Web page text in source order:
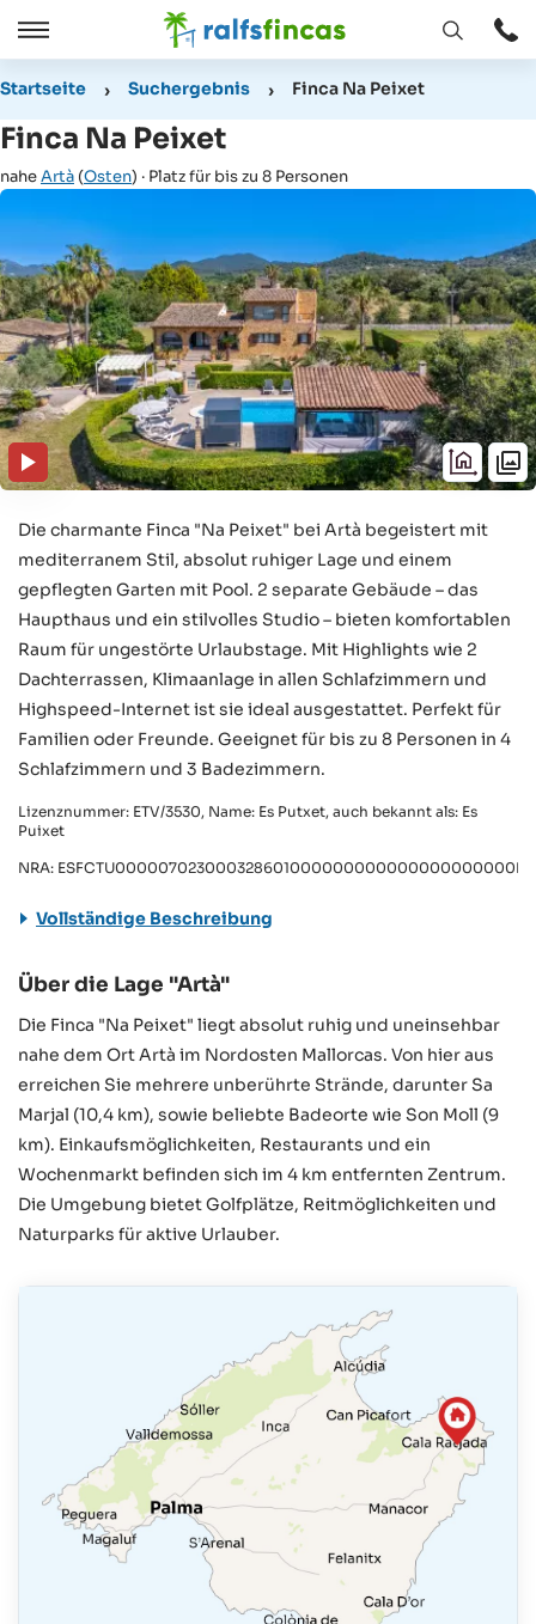
Öffnen
Schließen
Fenster
Startseite Suchergebnis Finca Na Peixet
Finca Na Peixet
naheArtà (Osten) · Platz für bis zu 8 Personen
Die charmante Finca "Na Peixet" bei Artà begeistert mit
mediterranem Stil, absolut ruhiger Lage und einem
gepflegten Garten mit Pool. 2 separate Gebäude – das
Haupthaus und ein stilvolles Studio – bieten komfortablen
Raum für ungestörte Urlaubstage. Mit Highlights wie 2
Dachterrassen, Klimaanlage in allen Schlafzimmern und
Highspeed-Internet ist sie ideal ausgestattet. Perfekt für
Familien oder Freunde. Geeignet für bis zu 8 Personen in 4
Schlafzimmern und 3 Badezimmern.
Lizenznummer: ETV/3530, Name: Es Putxet, auch bekannt als: Es
Puixet
NRA:
Vollständige Beschreibung
Über die Lage "Artà"
Die Finca "Na Peixet" liegt absolut ruhig und uneinsehbar
nahe dem Ort Artà im Nordosten Mallorcas. Von hier aus
erreichen Sie mehrere unberührte Strände, darunter Sa
Marjal (10,4 km), sowie beliebte Badeorte wie Son Moll (9
km). Einkaufsmöglichkeiten, Restaurants und ein
Wochenmarkt befinden sich im 4 km entfernten Zentrum.
Die Umgebung bietet Golfplätze, Reitmöglichkeiten und
Naturparks für aktive Urlauber.